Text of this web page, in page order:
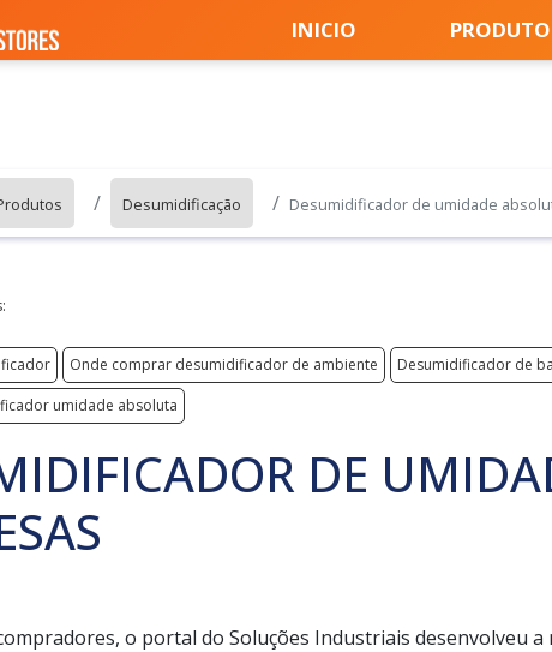
INICIO
Desumidificação Desumidificador de umidade
Onde comprar desumidificador de ambiente Desumidificador de
umidade absoluta
DE
o portal do Soluções Industriais desenvolveu